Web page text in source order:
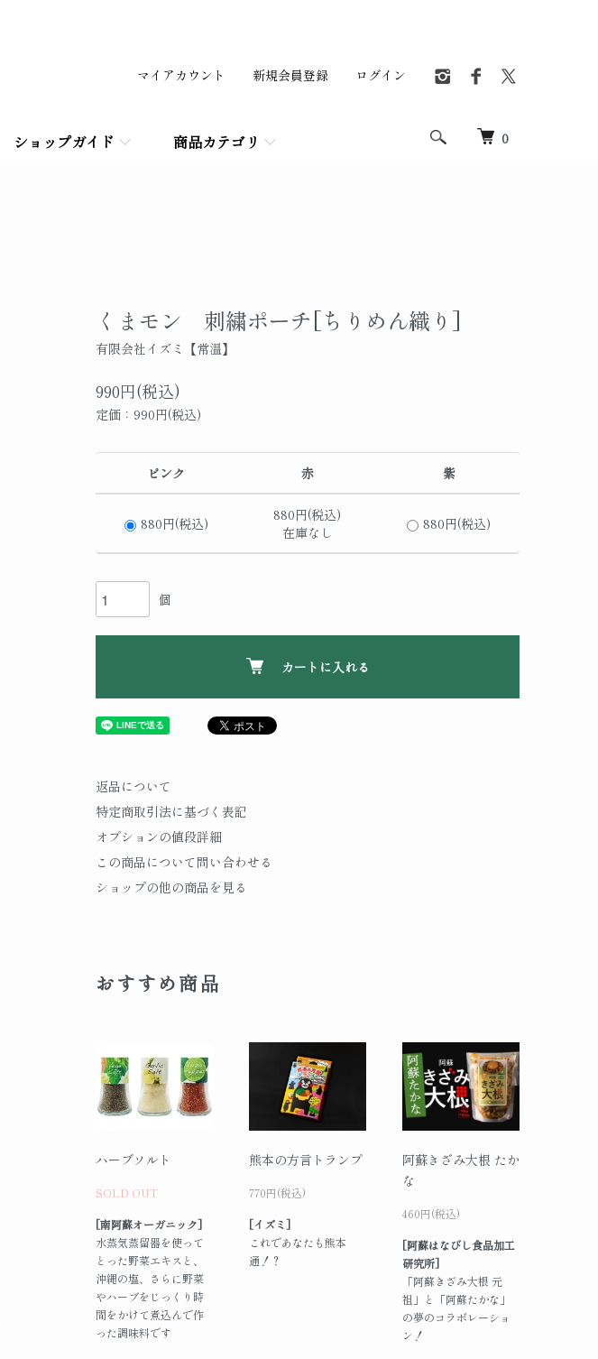
0
ショップガイド 商品カテゴリ
マイアカウント 新規会員登録 ログイン
くまモン 刺繍ポーチ[ちりめん織り]
有限会社イズミ【常温】
990円(税込)
定価：990円(税込)
ピンク 赤 紫
880円(税込)
880円(税込)
在庫なし
880円(税込)
個
カートに入れる
返品について
特定商取引法に基づく表記
オプションの値段詳細
この商品について問い合わせる
ショップの他の商品を見る
おすすめ商品
ハーブソルト
SOLD OUT
[南阿蘇オーガニック]
水蒸気蒸留器を使って
とった野菜エキスと、
沖縄の塩、さらに野菜
やハーブをじっくり時
間をかけて煮込んで作
った調味料です
熊本の方言トランプ
770円(税込)
[イズミ]
これであなたも熊本
通！？
阿蘇きざみ大根 たか
な
460円(税込)
[阿蘇はなびし食品加工
研究所]
「阿蘇きざみ大根 元
祖」と「阿蘇たかな」
の夢のコラボレーショ
ン！